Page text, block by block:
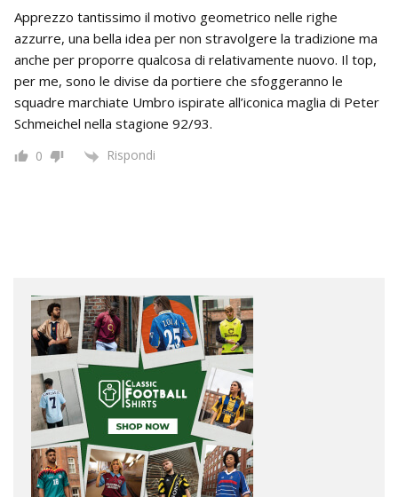
Apprezzo tantissimo il motivo geometrico nelle righe
azzurre, una bella idea per non stravolgere la tradizione ma
anche per proporre qualcosa di relativamente nuovo. Il top,
per me, sono le divise da portiere che sfoggeranno le
squadre marchiate Umbro ispirate all’iconica maglia di Peter
Schmeichel nella stagione 92/93.
0 Rispondi